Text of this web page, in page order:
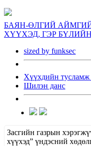
БАЯН-ӨЛГИЙ
ХҮҮХЭД, ГЭР
sized by funksec
Хүүхдийн тусламж
Шилэн данс
Засгийн газрын
хүүхэд” үндэсний